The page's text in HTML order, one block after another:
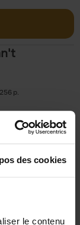
des cookies
le contenu
256